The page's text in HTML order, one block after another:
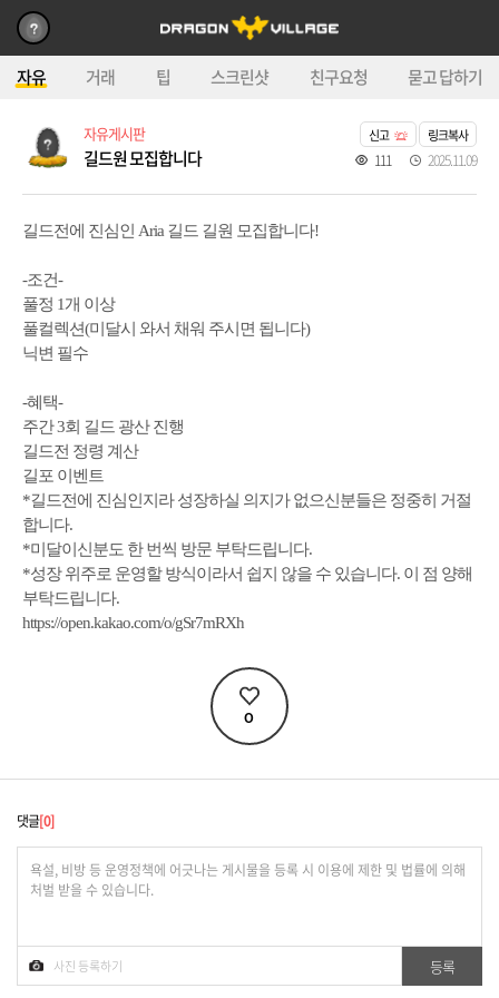
자유 거래 팁 스크린샷 친구요청 묻고 답하기
자유게시판
길드원 모집합니다
신고 링크복사
111 2025.11.09
길드전에 진심인 Aria 길드 길원 모집합니다!
-조건-
풀정 1개 이상
풀컬렉션(미달시 와서 채워 주시면 됩니다)
닉변 필수
-혜택-
주간 3회 길드 광산 진행
길드전 정령 계산
길포 이벤트
*길드전에 진심인지라 성장하실 의지가 없으신분들은 정중히 거절
합니다.
*미달이신분도 한 번씩 방문 부탁드립니다.
*성장 위주로 운영할 방식이라서 쉽지 않을 수 있습니다. 이 점 양해
부탁드립니다.
https://open.kakao.com/o/gSr7mRXh
0
댓글 0